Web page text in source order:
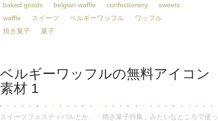
baked goods belgian waffle confectionery
sweets
waffle
スイーツ ベルギーワッフル
ワッフル
焼き菓子
菓子
ベルギーワッフルの無料アイコン
素材 1
スイーツフェスティバルとか、「焼き菓子特集」みたいなところで使っ